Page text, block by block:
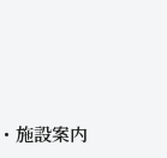
施設案内